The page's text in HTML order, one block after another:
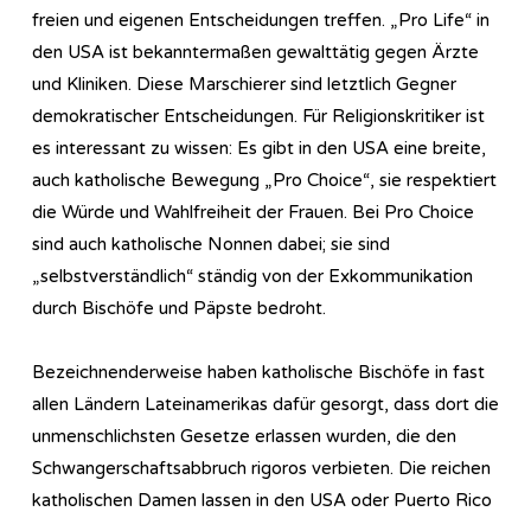
freien und eigenen Entscheidungen treffen. „Pro Life“ in
den USA ist bekanntermaßen gewalttätig gegen Ärzte
und Kliniken. Diese Marschierer sind letztlich Gegner
demokratischer Entscheidungen. Für Religionskritiker ist
es interessant zu wissen: Es gibt in den USA eine breite,
auch katholische Bewegung „Pro Choice“, sie respektiert
die Würde und Wahlfreiheit der Frauen. Bei Pro Choice
sind auch katholische Nonnen dabei; sie sind
„selbstverständlich“ ständig von der Exkommunikation
durch Bischöfe und Päpste bedroht.
Bezeichnenderweise haben katholische Bischöfe in fast
allen Ländern Lateinamerikas dafür gesorgt, dass dort die
unmenschlichsten Gesetze erlassen wurden, die den
Schwangerschaftsabbruch rigoros verbieten. Die reichen
katholischen Damen lassen in den USA oder Puerto Rico